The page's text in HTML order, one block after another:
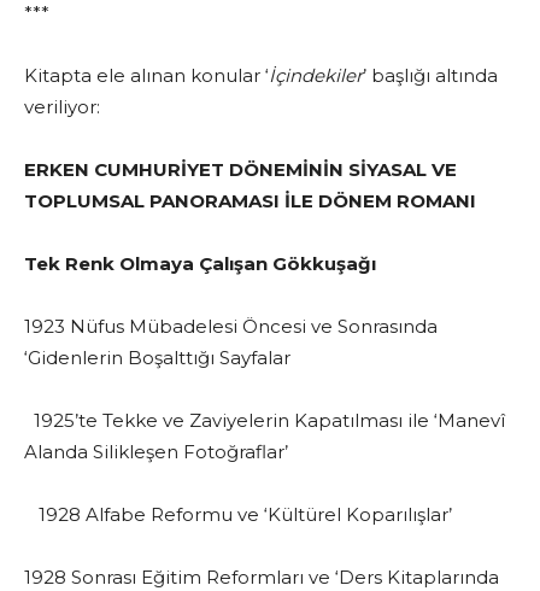
***
Kitapta ele alınan konular ‘İçindekiler’ başlığı altında
veriliyor:
ERKEN CUMHURİYET DÖNEMİNİN SİYASAL VE
TOPLUMSAL PANORAMASI İLE DÖNEM ROMANI
Tek Renk Olmaya Çalışan Gökkuşağı
1923 Nüfus Mübadelesi Öncesi ve Sonrasında
‘Gidenlerin Boşalttığı Sayfalar
1925’te Tekke ve Zaviyelerin Kapatılması ile ‘Manevî
Alanda Silikleşen Fotoğraflar’
1928 Alfabe Reformu ve ‘Kültürel Koparılışlar’
1928 Sonrası Eğitim Reformları ve ‘Ders Kitaplarında